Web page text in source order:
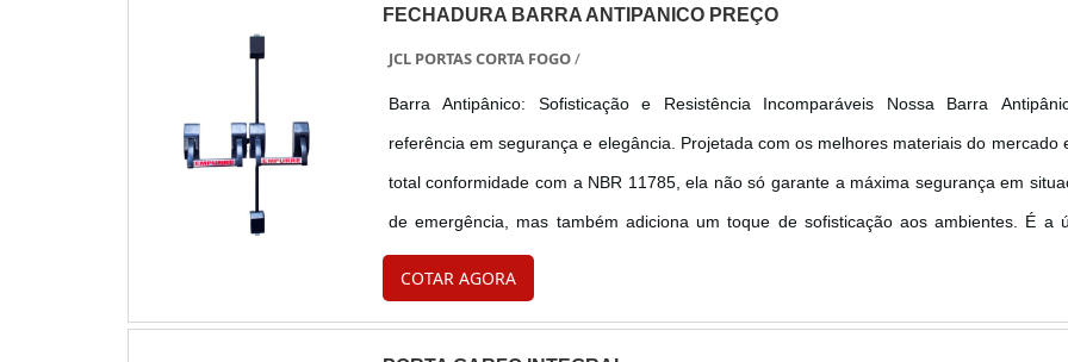
FECHADURA BARRA ANTIPANICO PREÇO
JCL PORTAS CORTA FOGO/
Barra Antipânico: Sofisticação e Resistência Incomparáveis Nossa Barra Antipânico é
referência em segurança e elegância. Projetada com os melhores materiais do mercado
total conformidade com a NBR 11785, ela não só garante a máxima segurança em
de emergência, mas também adiciona um toque de sofisticação aos ambientes. É a
barra no mercado que completou 400 mil ciclos de uso, comprovando sua
eficiência superior. Combinando qualidade, design e resistência, nossa Barra Antipânico
COTAR AGORA